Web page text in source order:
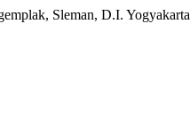
Sleman, D.I. Yogyakarta